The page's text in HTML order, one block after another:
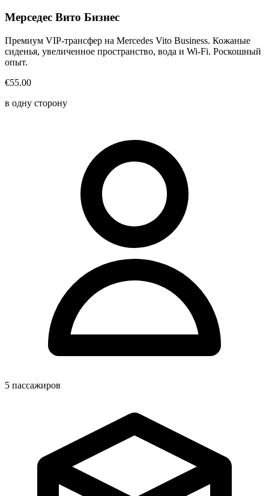
Мерседес Вито Бизнес
Премиум VIP-трансфер на Mercedes Vito Business. Кожаные
сиденья, увеличенное пространство, вода и Wi-Fi. Роскошный
опыт.
€55.00
в одну сторону
5 пассажиров